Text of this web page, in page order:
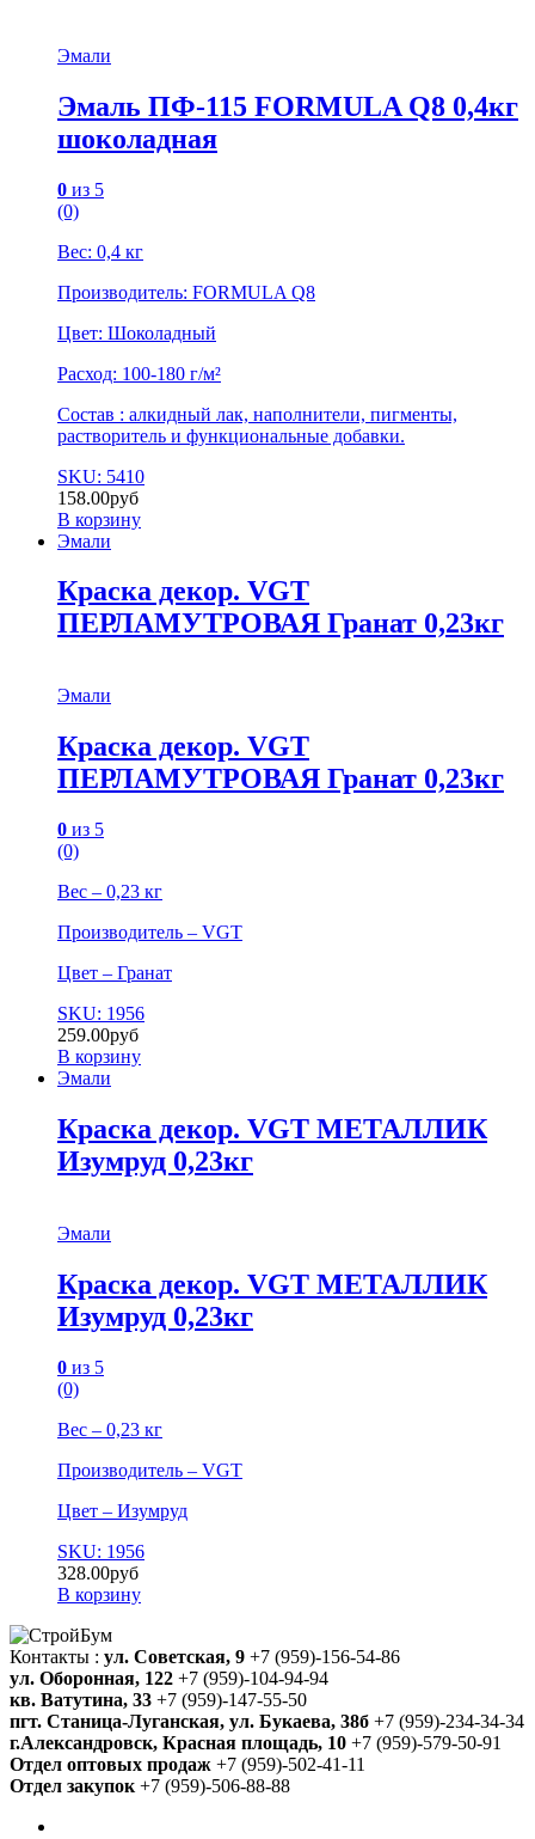
Эмали
Эмаль ПФ-115 FORMULA Q8 0,4кг
шоколадная
0 из 5
(0)
Вес: 0,4 кг
Производитель: FORMULA Q8
Цвет: Шоколадный
Расход: 100-180 г/м²
Состав : алкидный лак, наполнители, пигменты,
растворитель и функциональные добавки.
SKU: 5410
158.00руб
В корзину
Эмали
Краска декор. VGT
ПЕРЛАМУТРОВАЯ Гранат 0,23кг
Эмали
Краска декор. VGT
ПЕРЛАМУТРОВАЯ Гранат 0,23кг
0 из 5
(0)
Вес – 0,23 кг
Производитель – VGT
Цвет – Гранат
SKU: 1956
259.00руб
В корзину
Эмали
Краска декор. VGT МЕТАЛЛИК
Изумруд 0,23кг
Эмали
Краска декор. VGT МЕТАЛЛИК
Изумруд 0,23кг
0 из 5
(0)
Вес – 0,23 кг
Производитель – VGT
Цвет – Изумруд
SKU: 1956
328.00руб
В корзину
Контакты : ул. Советская, 9 +7 (959)-156-54-86
ул. Оборонная, 122 +7 (959)-104-94-94
кв. Ватутина, 33 +7 (959)-147-55-50
пгт. Станица-Луганская, ул. Букаева, 38б +7 (959)-234-34-34
г.Александровск, Красная площадь, 10 +7 (959)-579-50-91
Отдел оптовых продаж +7 (959)-502-41-11
Отдел закупок +7 (959)-506-88-88